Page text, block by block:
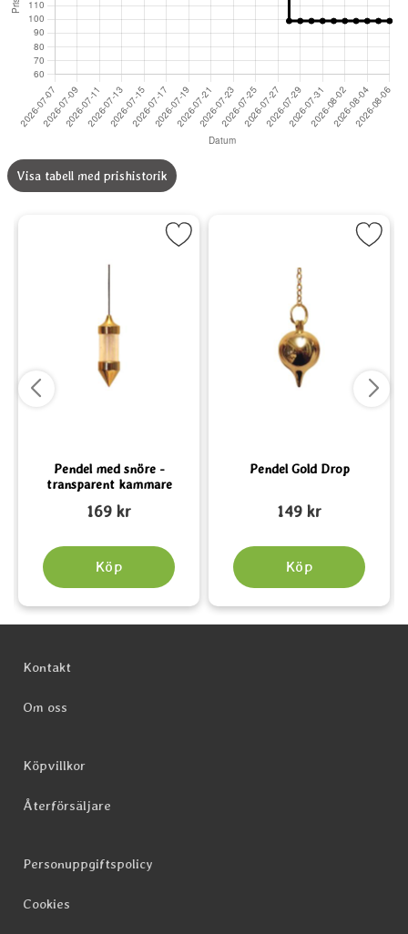
Visa tabell med prishistorik
Pendel med snöre -
transparent kammare
Art. nr 3995169 kr
Köp
Pendel med snöre - transparent kammare som favorit
Pendel Gold Drop
Art. nr 4002149 kr
Köp
Markera Pendel Gold
Kontakt
Om oss
Köpvillkor
Återförsäljare
Personuppgiftspolicy
Cookies